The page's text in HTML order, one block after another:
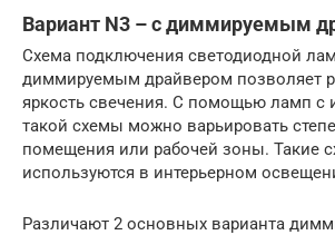
Вариант N3 – с диммируемым
Схема подключения светодиодной
диммируемым драйвером позволяет
яркость свечения. С помощью ламп с
такой схемы можно варьировать
помещения или рабочей зоны. Такие
используются в интерьерном
Различают 2 основных варианта